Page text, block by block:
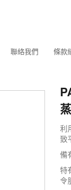
聯絡我們 條款
利
致
備
特
令